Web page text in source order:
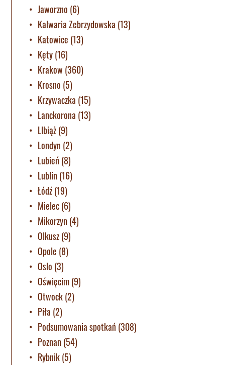
Jaworzno (6)
Kalwaria Zebrzydowska (13)
Katowice (13)
Kęty(16)
Krakow (360)
Krosno (5)
Krzywaczka (15)
Lanckorona (13)
LIbiąż(9)
Londyn (2)
Lubień (8)
Lublin (16)
Łódź(19)
Mielec(6)
Mikorzyn (4)
Olkusz(9)
Opole (8)
Oslo (3)
Oświęcim(9)
Otwock(2)
Piła (2)
Podsumowania spotkań (308)
Poznan (54)
Rybnik(5)